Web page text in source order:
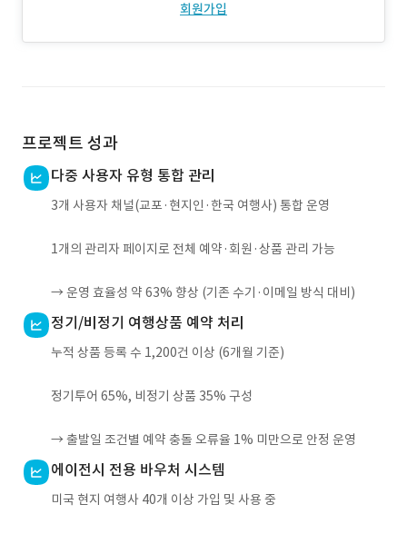
회원가입
프로젝트 성과
다중 사용자 유형 통합 관리
3개 사용자 채널(교포·현지인·한국 여행사) 통합 운영
1개의 관리자 페이지로 전체 예약·회원·상품 관리 가능
→ 운영 효율성 약 63% 향상 (기존 수기·이메일 방식 대비)
정기/비정기 여행상품 예약 처리
누적 상품 등록 수 1,200건 이상 (6개월 기준)
정기투어 65%, 비정기 상품 35% 구성
→ 출발일 조건별 예약 충돌 오류율 1% 미만으로 안정 운영
에이전시 전용 바우처 시스템
미국 현지 여행사 40개 이상 가입 및 사용 중